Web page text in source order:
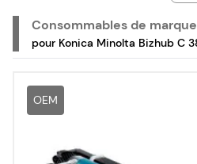
Konica Minolta, pour votre
multifonction Konica Minolta
Consommables de marque
pour Konica Minolta Bizhub C
OEM